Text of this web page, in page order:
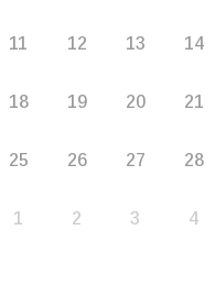
11 12 13 14
18 19 20 21
25 26 27 28
1 2 3 4